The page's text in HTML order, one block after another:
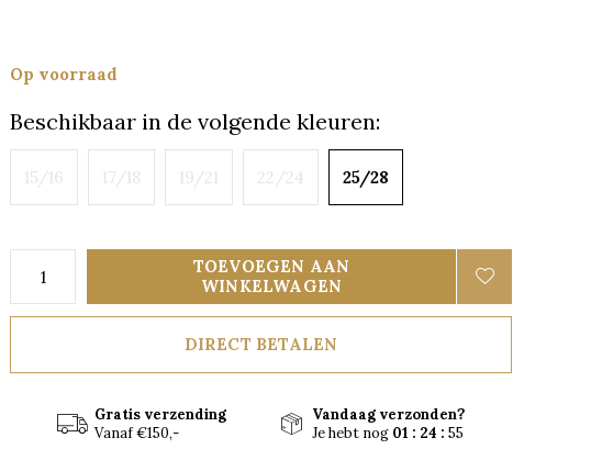
Op voorraad
Beschikbaar in de volgende kleuren:
15/16 17/18 19/21 22/24 25/28
TOEVOEGEN AAN
WINKELWAGEN
DIRECT BETALEN
Gratis verzending
Vanaf €150,-
Vandaag verzonden?
Je hebt nog 01 : 24 : 54